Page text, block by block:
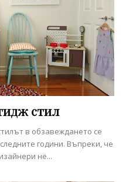
стил
в обзавеждането се
години. Въпреки, че
не...